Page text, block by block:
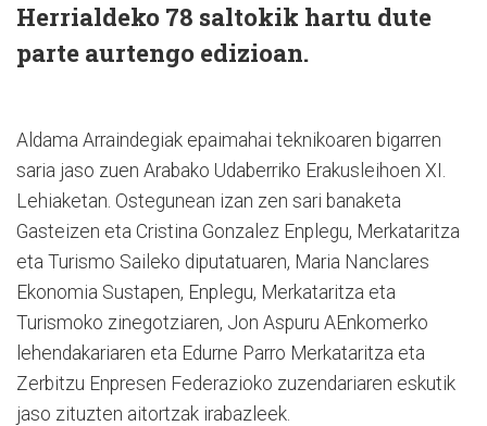
Herrialdeko 78 saltokik hartu dute
parte aurtengo edizioan.
Aldama Arraindegiak epaimahai teknikoaren bigarren
saria jaso zuen Arabako Udaberriko Erakusleihoen XI.
Lehiaketan. Ostegunean izan zen sari banaketa
Gasteizen eta Cristina Gonzalez Enplegu, Merkataritza
eta Turismo Saileko diputatuaren, Maria Nanclares
Ekonomia Sustapen, Enplegu, Merkataritza eta
Turismoko zinegotziaren, Jon Aspuru AEnkomerko
lehendakariaren eta Edurne Parro Merkataritza eta
Zerbitzu Enpresen Federazioko zuzendariaren eskutik
jaso zituzten aitortzak irabazleek.